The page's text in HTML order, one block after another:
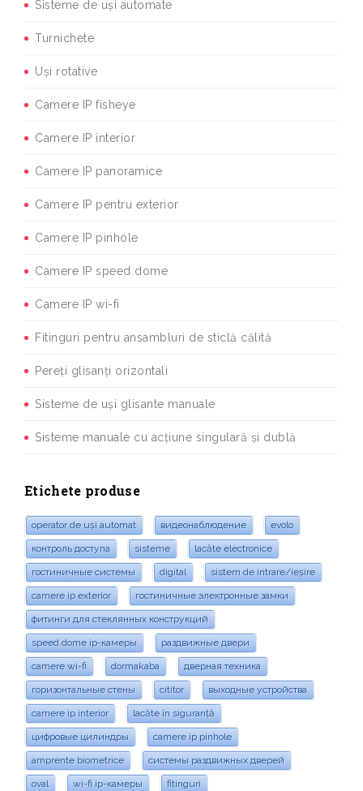
Sisteme de uși automate
Turnichete
Uși rotative
Camere IP fisheye
Camere IP interior
Camere IP panoramice
Camere IP pentru exterior
Camere IP pinhole
Camere IP speed dome
Camere IP wi-fi
Fitinguri pentru ansambluri de sticlă călită
Pereți glisanți orizontali
Sisteme de uși glisante manuale
Sisteme manuale cu acțiune singulară și dublă
Etichete produse
operator de uși automat видеонаблюдение evolo
контроль доступа sisteme lacăte electronice
гостиничные системы digital sistem de intrare/ieșire
camere ip exterior гостиничные электронные замки
фитинги для стеклянных конструкций
speed dome ip-камеры раздвижные двери
camere wi-fi dormakaba дверная техника
горизонтальные стены cititor выходные устройства
camere ip interior lacăte în siguranță
цифровые цилиндры camere ip pinhole
amprente biometrice системы раздвижных дверей
oval wi-fi ip-камеры fitinguri